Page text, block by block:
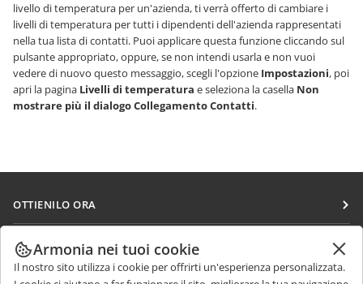
livello di temperatura per un'azienda, ti verrà offerto di cambiare i
livelli di temperatura per tutti i dipendenti dell'azienda rappresentati
nella tua lista di contatti. Puoi applicare questa funzione cliccando sul
pulsante appropriato, oppure, se non intendi usarla e non vuoi
vedere di nuovo questo messaggio, scegli l'opzione Impostazioni, poi
apri la pagina Livelli di temperatura e seleziona la casella Non
mostrare più il dialogo Collegamento Contatti.
OTTIENILO ORA
Docs
DocSpace
COLLABORA
Per i contributori
Armonia nei tuoi cookie
Il nostro sito utilizza i cookie per offrirti un'esperienza personalizzata.